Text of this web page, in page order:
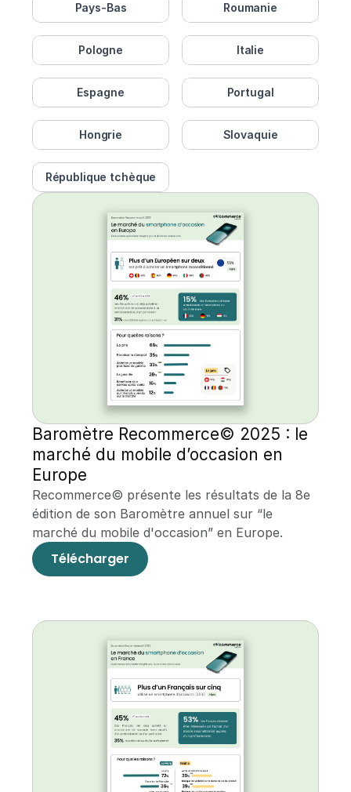
Pays-Bas Roumanie
Pologne Italie
Espagne Portugal
Hongrie Slovaquie
République tchèque
Baromètre Recommerce© 2025 : le
marché du mobile d’occasion en
Europe
Recommerce© présente les résultats de la 8e
édition de son Baromètre annuel sur “le
marché du mobile d'occasion” en Europe.
Télécharger